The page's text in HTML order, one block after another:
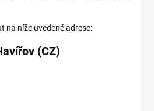
na níže uvedené adrese:
(CZ)